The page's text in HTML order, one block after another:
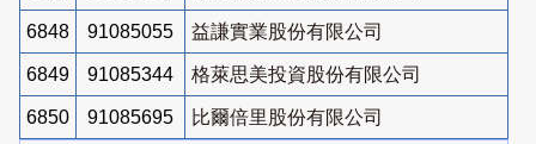
6848 91085055 益謙實業股份有限公司
6849 91085344 格萊思美投資股份有限公司
6850 91085695
比爾倍里股份有限公司